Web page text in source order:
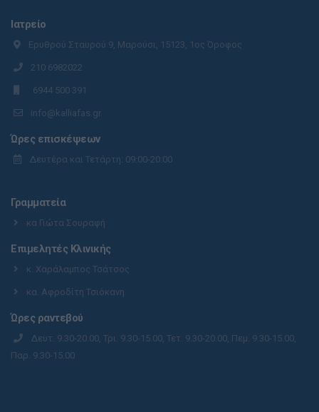
Ιατρείο
Ερυθρού Σταυρού 9, Μαρούσι, 15123, 1ος Όροφος
210 6982022
6944 500 391
info@kalliafas.gr
Ώρες επισκέψεων
Δευτέρα και Τετάρτη: 09:00-20:00
Γραμματεία
κα Γιώτα Σουραφή
Επιμελητές Κλινικής
κ. Χαράλαμπος Τσάτσος
κα. Αφροδίτη Τσιόκανη
Ώρες ραντεβού
Δευτ. 9.30-20.00, Τρι. 9.30-15.00, Τετ. 9.30-20.00, Πεμ. 9.30-15.00,
Παρ. 9.30-15.00